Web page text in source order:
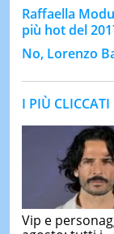
Raffaella
più hot del
No, Lorenzo
I PIÙ
Vip e